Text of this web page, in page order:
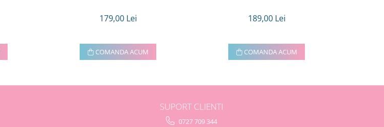
179,00 Lei
COMANDA ACUM
189,00 Lei
COMANDA ACUM
SUPORT CLIENTI
0727 709 344